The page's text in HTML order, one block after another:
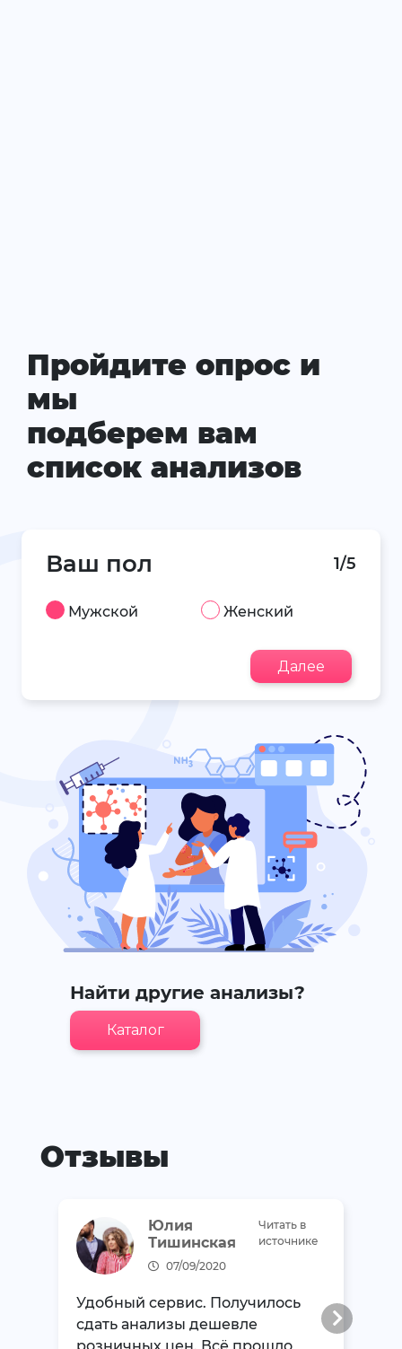
Пройдите опрос и
мы
подберем вам
список анализов
Ваш пол 1/5
Мужской Женский
Далее
Найти другие анализы?
Каталог
Отзывы
Юлия
Тишинская
07/09/2020
Читать в
источнике
Удобный сервис. Получилось
сдать анализы дешевле
розничных цен. Всё прошло